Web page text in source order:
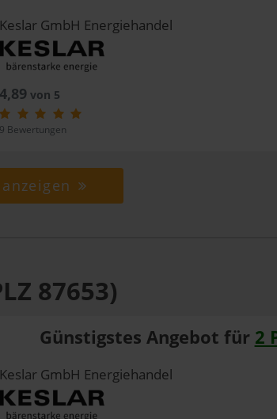
Keslar GmbH Energiehandel
4,89von 5
9 Bewertungen
87653)
Günstigstes Angebot für 2
Keslar GmbH Energiehandel